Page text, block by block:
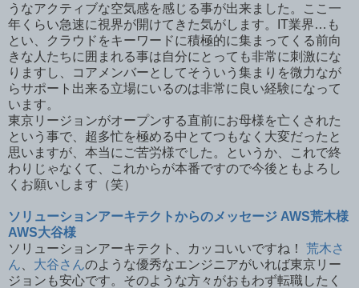
うなアクティブな空気感を感じる事が出来ました。ここ一
年くらい急速に視界が開けてきた気がします。IT業界…も
とい、クラウドをキーワードに積極的に集まってくる前向
きな人たちに囲まれる事は自分にとっても非常に刺激にな
りますし、コアメンバーとしてそういう集まりを微力なが
らサポート出来る立場にいるのは非常に良い経験になって
います。
東京リージョンがオープンする直前にお母様を亡くされた
という事で、超多忙を極める中とてつもなく大変だったと
思いますが、本当にご苦労様でした。というか、これで終
わりじゃなくて、これからが本番ですので今後ともよろし
くお願いします（笑）
ソリューションアーキテクトからのメッセージ AWS荒木様
AWS大谷様
ソリューションアーキテクト、カッコいいですね！ 荒木さ
ん
大谷さんのような優秀なエンジニアがいれば東京リー
ジョンも安心です。そのような方々がおもわず転職したく